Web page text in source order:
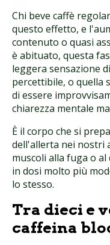
Chi beve caffè
questo effetto, e
contenuto o quasi
è abituato, questa
leggera sensazione
percettibile, o quella
di essere
chiarezza mentale
È il corpo che si
dell'allerta nei nostri
muscoli alla fuga o
in dosi molto più
lo stesso.
Tra dieci e
caffeina